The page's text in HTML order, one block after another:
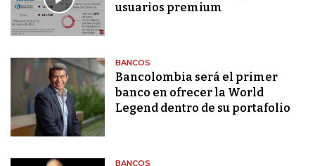
usuarios premium
BANCOS
Bancolombia será el primer
banco en ofrecer la World
Legend dentro de su portafolio
BANCOS